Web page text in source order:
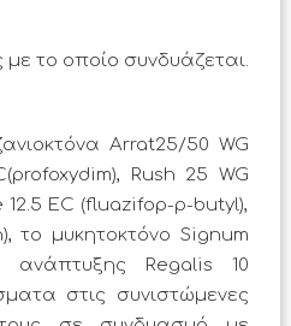
με το οποίο συνδυάζεται.
Arrat25/50 WG
Rush 25 WG
EC (fluazifop-p-butyl),
το μυκητοκτόνο Signum
ανάπτυξης Regalis 10
στις συνιστώμενες